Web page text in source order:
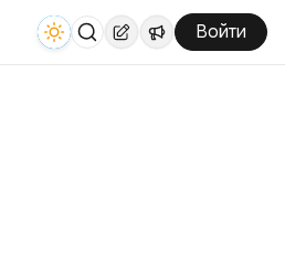
Войти